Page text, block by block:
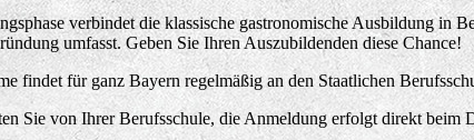
verbindet die klassische gastronomische Ausbildung in
umfasst. Geben Sie Ihren Auszubildenden diese Chance!
findet für ganz Bayern regelmäßig an den Staatlichen
Sie von Ihrer Berufsschule, die Anmeldung erfolgt direkt beim